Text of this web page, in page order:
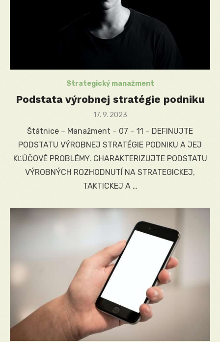
Strategický manažment
Podstata výrobnej stratégie podniku
Posted
17. 9. 2023
Štátnice – Manažment – 07 – 11 – DEFINUJTE
PODSTATU VÝROBNEJ STRATÉGIE PODNIKU A JEJ
KĽÚČOVÉ PROBLÉMY. CHARAKTERIZUJTE PODSTATU
VÝROBNÝCH ROZHODNUTÍ NA STRATEGICKEJ,
TAKTICKEJ A …